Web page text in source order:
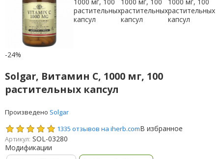
-24%
Solgar, Витамин C, 1000 мг, 100
растительных капсул
Произведено Solgar
1335 отзывов на iherb.comВ избранное
Артикул: SOL-03280
Модификации